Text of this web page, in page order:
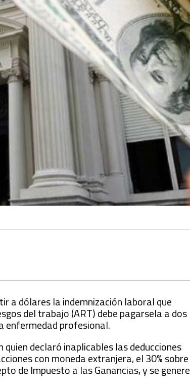
a dólares la indemnización laboral que
del trabajo (ART) debe pagarsela a dos
enfermedad profesional.
quien declaró inaplicables las deducciones
con moneda extranjera, el 30% sobre
de Impuesto a las Ganancias, y se genere